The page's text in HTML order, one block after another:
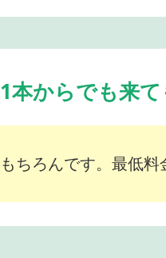
1本からでも来
もちろんです。最低料